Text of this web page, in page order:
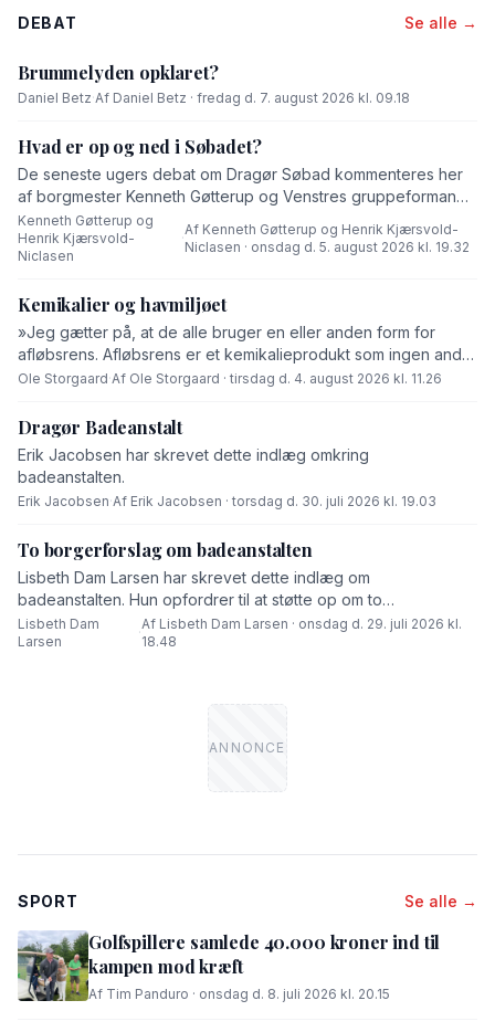
DEBAT Se alle →
Brummelyden opklaret?
Daniel Betz·Af Daniel Betz · fredag d. 7. august 2026 kl. 09.18
Hvad er op og ned i Søbadet?
De seneste ugers debat om Dragør Søbad kommenteres her
af borgmester Kenneth Gøtterup og Venstres gruppeformand
Henrik Kjærsvold-Niclasen.
Kenneth Gøtterup og
Henrik Kjærsvold-
Niclasen
·
Af Kenneth Gøtterup og Henrik Kjærsvold-
Niclasen · onsdag d. 5. august 2026 kl. 19.32
Kemikalier og havmiljøet
»Jeg gætter på, at de alle bruger en eller anden form for
afløbsrens. Afløbsrens er et kemikalieprodukt som ingen andre
end fabrikanten ved hvad består af,« skriver Ole Storgaard i
Ole Storgaard·Af Ole Storgaard · tirsdag d. 4. august 2026 kl. 11.26
Dragør Badeanstalt
Erik Jacobsen har skrevet dette indlæg omkring
badeanstalten.
Erik Jacobsen·Af Erik Jacobsen · torsdag d. 30. juli 2026 kl. 19.03
To borgerforslag om badeanstalten
Lisbeth Dam Larsen har skrevet dette indlæg om
badeanstalten. Hun opfordrer til at støtte op om to
borgerforslag.
Lisbeth Dam
Larsen
·
Af Lisbeth Dam Larsen · onsdag d. 29. juli 2026 kl.
18.48
SPORT Se alle →
Golfspillere samlede 40.000 kroner ind til
kampen mod kræft
Af Tim Panduro · onsdag d. 8. juli 2026 kl. 20.15